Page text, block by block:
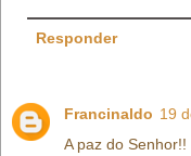
Responder
Francinaldo 19
A paz do Senhor!!